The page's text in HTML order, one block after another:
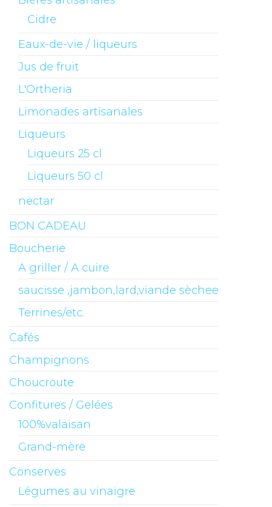
Cidre
Eaux-de-vie / liqueurs
Jus de fruit
L'Ortheria
Limonades artisanales
Liqueurs
Liqueurs 25 cl
Liqueurs 50 cl
nectar
BON CADEAU
Boucherie
A griller / A cuire
saucisse ,jambon,lard,viande sèchee
Terrines/etc.
Cafés
Champignons
Choucroute
Confitures / Gelées
100%valaisan
Grand-mère
Conserves
Légumes au vinaigre